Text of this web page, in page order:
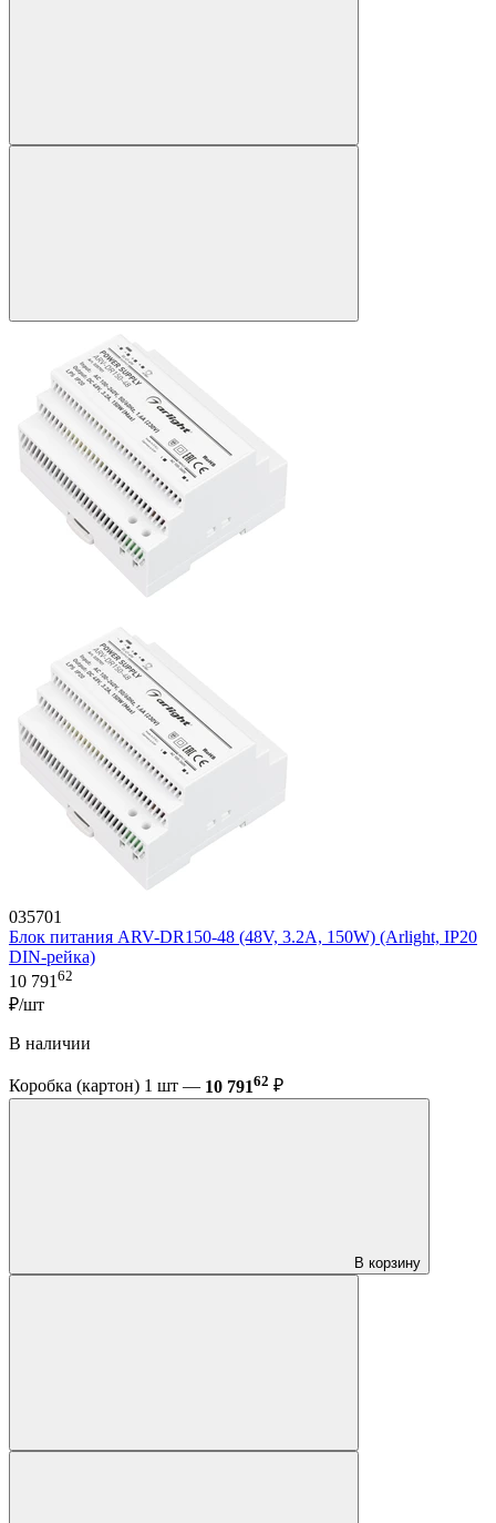
035701
Блок питания ARV-DR150-48 (48V, 3.2A, 150W) (Arlight, IP20
DIN-рейка)
10 79162
₽/шт
В наличии
Коробка (картон) 1 шт — 10 79162 ₽
В корзину